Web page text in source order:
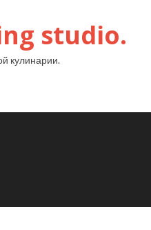
studio.
кулинарии.